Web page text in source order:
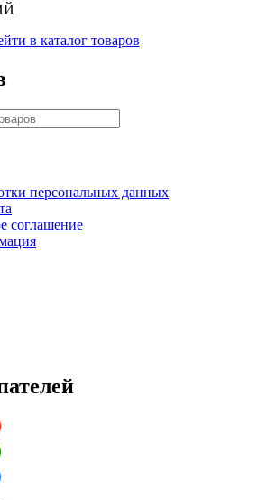
в каталог товаров
персональных данных
соглашение